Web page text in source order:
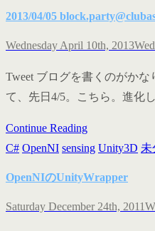
2013/04/05
Wednesday April 10th, 2013
Tweet ブログを書くのがか
て、先日4/5。こちら。進化
Continue Reading
C# OpenNI sensing Unity3D 未
OpenNIのUnityWrapper
Saturday December 24th, 2011